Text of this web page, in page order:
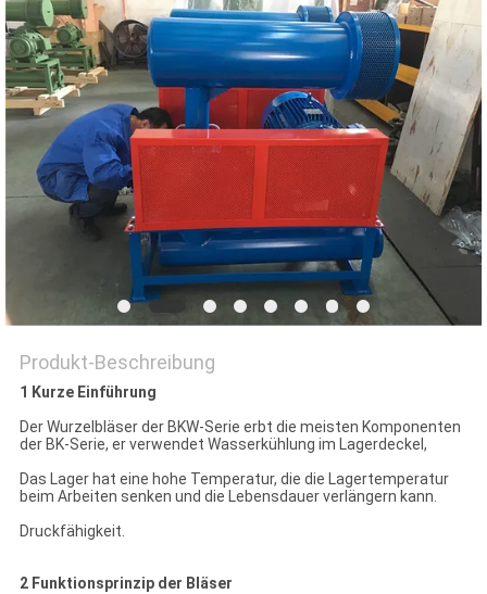
COMPANY
NEWS
SITEMAP
PRIVACY
POLICY
Produkt-Beschreibung
1 Kurze Einführung
Der Wurzelbläser der BKW-Serie erbt die meisten Komponenten
der BK-Serie, er verwendet Wasserkühlung im Lagerdeckel,
Das Lager hat eine hohe Temperatur, die die Lagertemperatur
beim Arbeiten senken und die Lebensdauer verlängern kann.
Druckfähigkeit.
2 Funktionsprinzip der Bläser